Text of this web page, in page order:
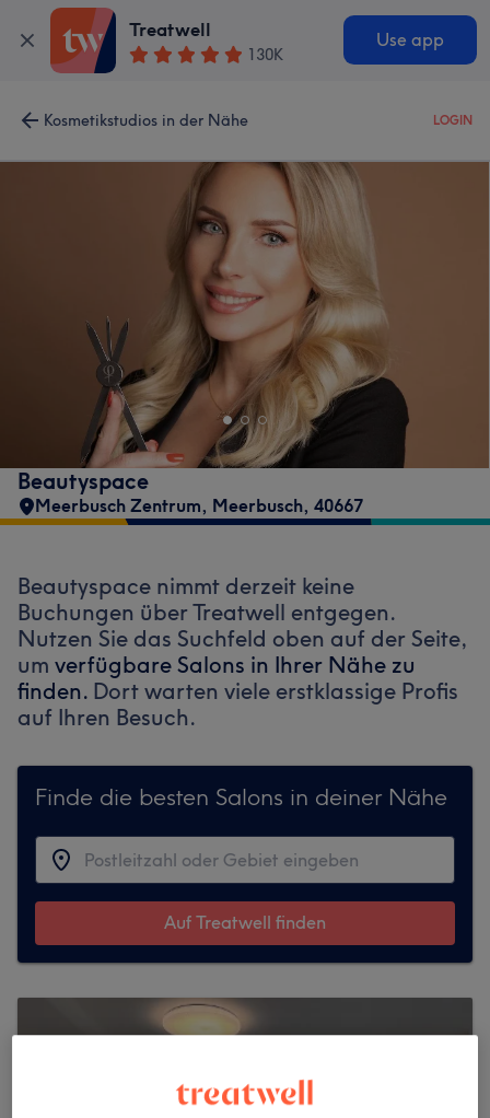
Treatwell
130K
Use app
Kosmetikstudios in der Nähe LOGIN
Beautyspace
Meerbusch Zentrum, Meerbusch, 40667
Beautyspace nimmt derzeit keine
Buchungen über Treatwell entgegen.
Nutzen Sie das Suchfeld oben auf der Seite,
um verfügbare Salons in Ihrer Nähe zu
finden. Dort warten viele erstklassige Profis
auf Ihren Besuch.
Finde die besten Salons in deiner Nähe
Auf Treatwell finden